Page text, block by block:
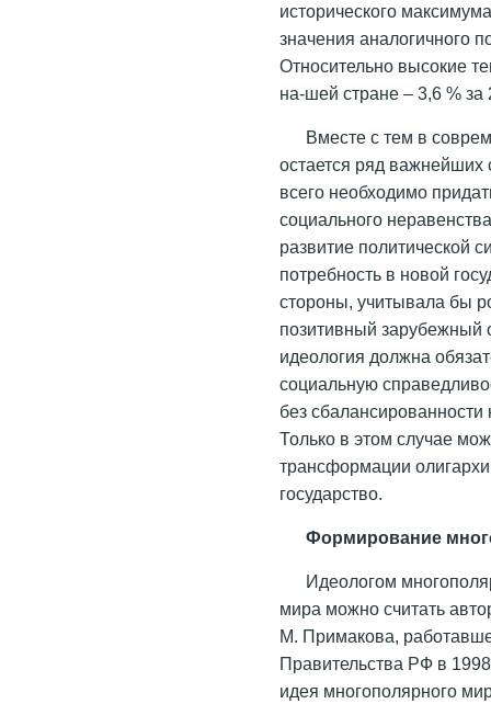
исторического
значения аналогичного
Относительно высокие
на-шей стране – 3,6 % за
Вместе с тем в
остается ряд важнейших
всего необходимо
социального
развитие политической
потребность в новой
стороны, учитывала бы
позитивный зарубежный
идеология должна
социальную
без
Только в этом случае
трансформации
государство.
Формирование
Идеологом
мира можно считать
М. Примакова,
Правительства РФ в
идея многополярного